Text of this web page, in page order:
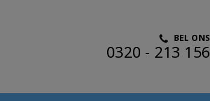
BEL ONS
0320 - 213 156